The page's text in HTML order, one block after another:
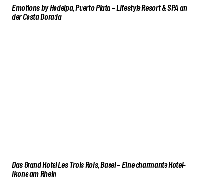
Emotions by Hodelpa, Puerto Plata – Lifestyle Resort & SPA an
der Costa Dorada
Das Grand Hotel Les Trois Rois, Basel – Eine charmante Hotel-
Ikone am Rhein